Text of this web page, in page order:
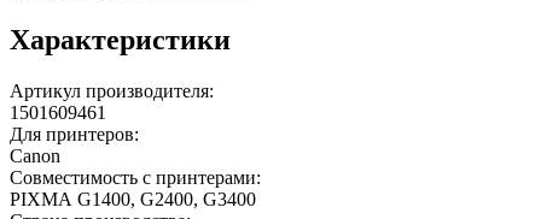
Характеристики
Артикул производителя:
1501609461
Для принтеров:
Canon
Совместимость с принтерами:
PIXMA G1400, G2400, G3400